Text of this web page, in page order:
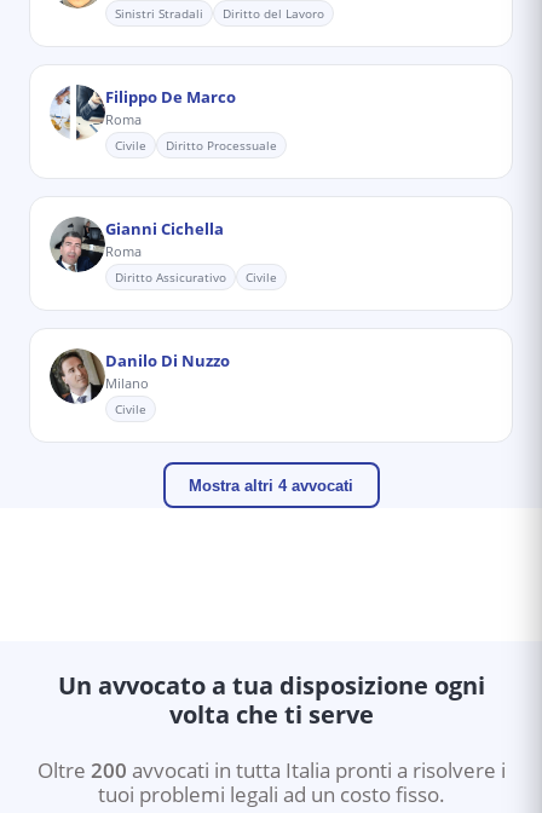
Sinistri Stradali Diritto del Lavoro
Filippo De Marco
Roma
Civile Diritto Processuale
Gianni Cichella
Roma
Diritto Assicurativo Civile
Danilo Di Nuzzo
Milano
Civile
Mostra altri 4 avvocati
Un avvocato a tua disposizione ogni
volta che ti serve
Oltre 200 avvocati in tutta Italia pronti a risolvere i
tuoi problemi legali ad un costo fisso.